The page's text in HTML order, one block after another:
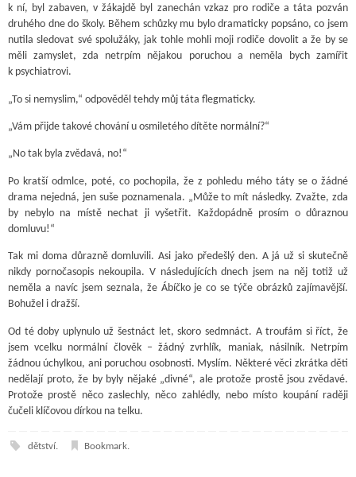
k ní, byl zabaven, v žákajdě byl zanechán vzkaz pro rodiče a táta pozván
druhého dne do školy. Během schůzky mu bylo dramaticky popsáno, co jsem
nutila sledovat své spolužáky, jak tohle mohli moji rodiče dovolit a že by se
měli zamyslet, zda netrpím nějakou poruchou a neměla bych zamířit
k psychiatrovi.
„To si nemyslim,“ odpověděl tehdy můj táta flegmaticky.
„Vám přijde takové chování u osmiletého dítěte normální?“
„No tak byla zvědavá, no!“
Po kratší odmlce, poté, co pochopila, že z pohledu mého táty se o žádné
drama nejedná, jen suše poznamenala. „Může to mít následky. Zvažte, zda
by nebylo na místě nechat ji vyšetřit. Každopádně prosím o důraznou
domluvu!“
Tak mi doma důrazně domluvili. Asi jako předešlý den. A já už si skutečně
nikdy pornočasopis nekoupila. V následujících dnech jsem na něj totiž už
neměla a navíc jsem seznala, že Ábíčko je co se týče obrázků zajímavější.
Bohužel i dražší.
Od té doby uplynulo už šestnáct let, skoro sedmnáct. A troufám si říct, že
jsem vcelku normální člověk – žádný zvrhlík, maniak, násilník. Netrpím
žádnou úchylkou, ani poruchou osobnosti. Myslím. Některé věci zkrátka děti
nedělají proto, že by byly nějaké „divné“, ale protože prostě jsou zvědavé.
Protože prostě něco zaslechly, něco zahlédly, nebo místo koupání raději
čučeli klíčovou dírkou na telku.
dětství. Bookmark.